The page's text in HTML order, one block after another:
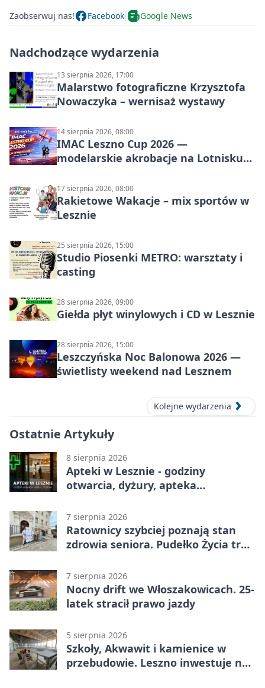
Zaobserwuj nas! Facebook Google News
Nadchodzące wydarzenia
13 sierpnia 2026, 17:00
Malarstwo fotograficzne Krzysztofa
Nowaczyka – wernisaż wystawy
14 sierpnia 2026, 08:00
IMAC Leszno Cup 2026 —
modelarskie akrobacje na Lotnisku
17 sierpnia 2026, 08:00
Rakietowe Wakacje – mix sportów w
Lesznie
25 sierpnia 2026, 15:00
Studio Piosenki METRO: warsztaty i
casting
28 sierpnia 2026, 09:00
Giełda płyt winylowych i CD w Lesznie
28 sierpnia 2026, 15:00
Leszczyńska Noc Balonowa 2026 —
świetlisty weekend nad Lesznem
Kolejne wydarzenia
Ostatnie Artykuły
8 sierpnia 2026
Apteki w Lesznie - godziny
otwarcia, dyżury, apteka
7 sierpnia 2026
Ratownicy szybciej poznają stan
zdrowia seniora. Pudełko Życia trafi
7 sierpnia 2026
Nocny drift we Włoszakowicach. 25-
latek stracił prawo jazdy
5 sierpnia 2026
Szkoły, Akwawit i kamienice w
przebudowie. Leszno inwestuje na